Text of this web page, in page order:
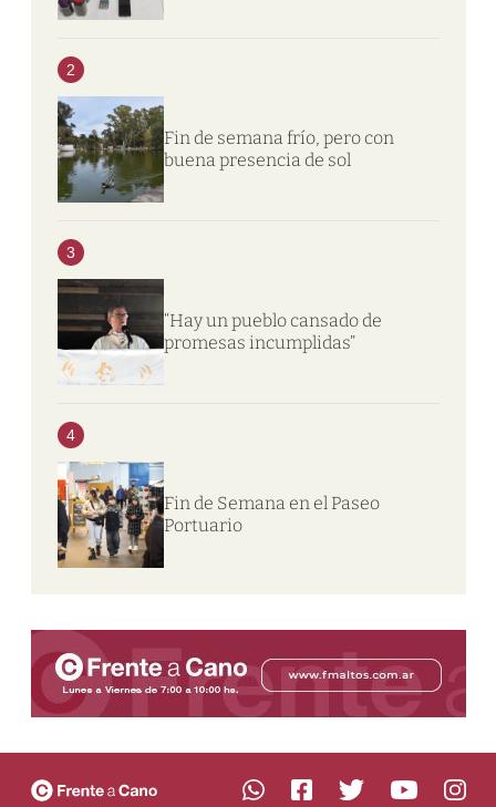
2
Fin de semana frío, pero con
buena presencia de sol
3
“Hay un pueblo cansado de
promesas incumplidas”
4
Fin de Semana en el Paseo
Portuario